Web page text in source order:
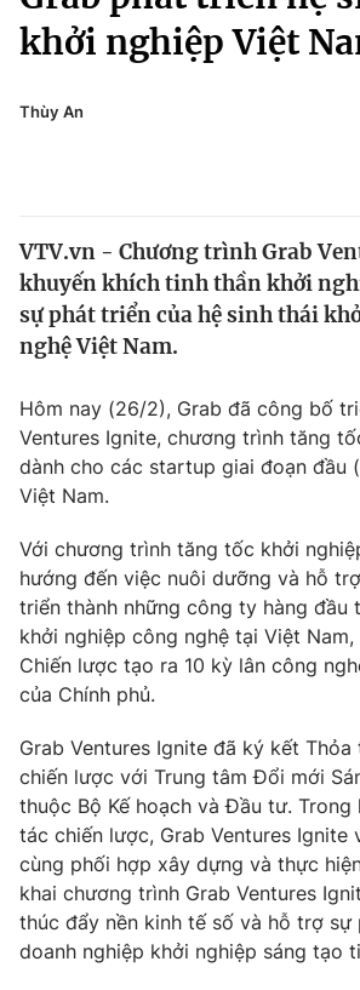
Chính trị
Thế giới
Tin tức
Câu chuyện quốc tế
Kinh tế
Tài chính
Thị trường
Góc doanh nghiệp
Dữ liệu và đời sống
Truyền hình
Phim VTV
Hậu trường
Nhân vật
Khán giả
Giải sao mai
Giải trí
Điện ảnh
Âm nhạc
Đời sống
Du lịch
Làm đẹp
Chất lượng cuộc sống
Giáo dục
Tuyển sinh
Học trực tuyến
Công nghệ
Hitech Công nghệ tương lai
Sản phẩm
Thị trường
Giao lưu trực tuyến
Lịch phát sóng
Truyền hình
Văn hóa - Giải trí
Đời sống
khởi nghiệp Việt
Thùy An
VTV.vn - Chương trình Grab
khuyến khích tinh thần khởi
sự phát triển của hệ sinh thái
nghệ Việt Nam.
Hôm nay (26/2), Grab đã công bố
Ventures Ignite, chương trình tăng
dành cho các startup giai đoạn đầu
Việt Nam.
Với chương trình tăng tốc khởi
hướng đến việc nuôi dưỡng và hỗ
triển thành những công ty hàng đầu
khởi nghiệp công nghệ tại Việt
Chiến lược tạo ra 10 kỳ lân công
của Chính phủ.
Grab Ventures Ignite đã ký kết Thỏa
chiến lược với Trung tâm Đổi mới
thuộc Bộ Kế hoạch và Đầu tư. Trong
tác chiến lược, Grab Ventures Ignite
cùng phối hợp xây dựng và thực
khai chương trình Grab Ventures
thúc đẩy nền kinh tế số và hỗ trợ sự
doanh nghiệp khởi nghiệp sáng tạo